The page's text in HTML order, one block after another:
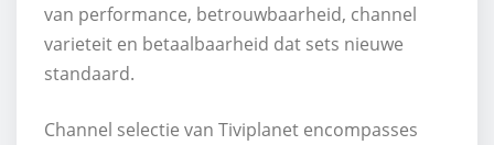
van performance, betrouwbaarheid, channel
varieteit en betaalbaarheid dat sets nieuwe
standaard.
Channel selectie van Tiviplanet encompasses